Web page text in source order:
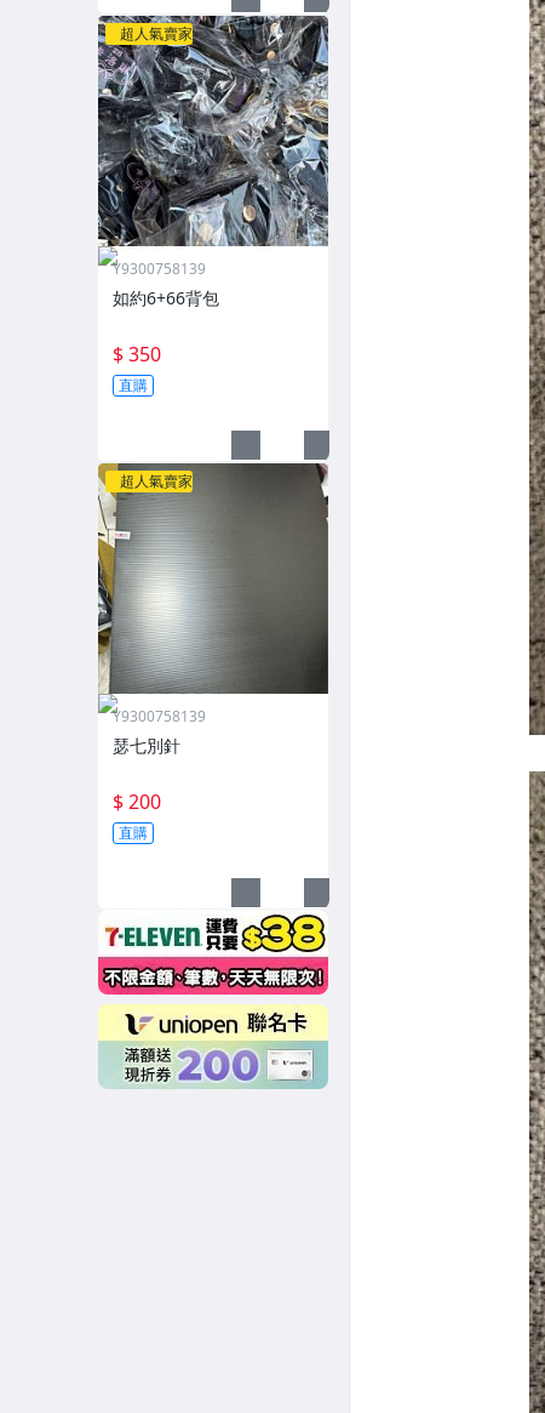
超人氣賣家
Y9300758139
如約6+66背包
$ 350
直購
超人氣賣家
Y9300758139
瑟七別針
$ 200
直購